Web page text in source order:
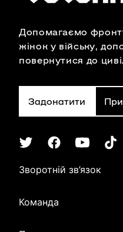
Допомагаємо
жінок у війську,
повернутися до
Задонатити
Зворотній зв’язок
Команда